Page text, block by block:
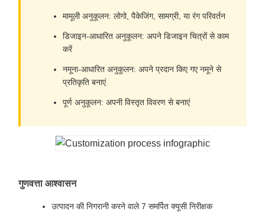
मामूली अनुकूलन: लोगो, पैकेजिंग, सामग्री, या रंग परिवर्तन
डिजाइन-आधारित अनुकूलन: अपने डिजाइन चित्रों से काम
करें
नमूना-आधारित अनुकूलन: अपने प्रदान किए गए नमूने से
प्रतिकृति बनाएं
पूर्ण अनुकूलन: अपनी विस्तृत विवरण से बनाएं
गुणवत्ता आश्वासन
उत्पादन की निगरानी करने वाले 7 समर्पित क्यूसी निरीक्षक